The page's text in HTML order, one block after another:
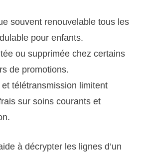
souvent renouvelable tous les
pour enfants.
ou supprimée chez certains
de promotions.
télétransmission limitent
sur soins courants et
à décrypter les lignes d’un